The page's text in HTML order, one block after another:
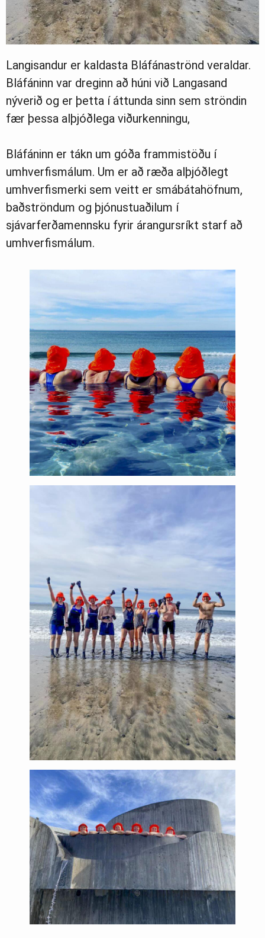
Langisandur er kaldasta Bláfánaströnd veraldar.
Bláfáninn var dreginn að húni við Langasand
nýverið og er þetta í áttunda sinn sem ströndin
fær þessa alþjóðlega viðurkenningu,
Bláfáninn er tákn um góða frammistöðu í
umhverfismálum. Um er að ræða alþjóðlegt
umhverfismerki sem veitt er smábátahöfnum,
baðströndum og þjónustuaðilum í
sjávarferðamennsku fyrir árangursríkt starf að
umhverfismálum.